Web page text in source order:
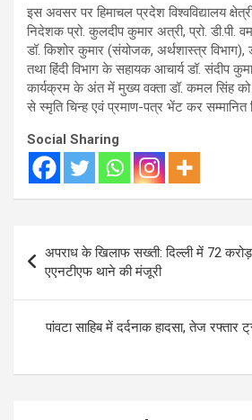
इस अवसर पर हिमाचल प्रदेश विश्वविद्यालय
निदेशक प्रो. कुलदीप कुमार अत्री, प्रो. डी.पी. वर्मा
डॉ. किशोर कुमार (संयोजक, अर्थशास्त्र
तथा हिंदी विभाग के सहायक आचार्य डॉ. संदीप
कार्यक्रम के अंत में मुख्य वक्ता डॉ. कमल सिंह को
से स्मृति चिन्ह एवं प्रमाण-पत्र भेंट कर सम्मानित
Social Sharing
navigation
अपराध के खिलाफ सख्ती: दिल्ली में 72
एएनटीएफ थाने की मंजूरी
पांवटा साहिब में दर्दनाक हादसा, तेज